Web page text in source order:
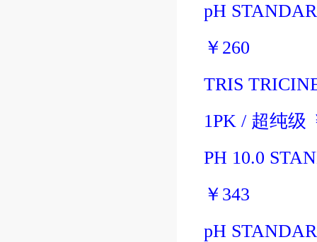
pH
￥ 260
TRIS
1PK / 超纯级
PH 10.0
￥ 343
pH